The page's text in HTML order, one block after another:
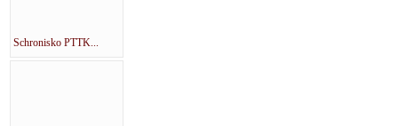
Schronisko PTTK...